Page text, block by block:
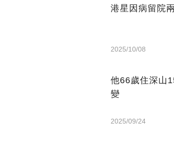
港星因病留院
2025/10/08
他66歲住深山
變
2025/09/24